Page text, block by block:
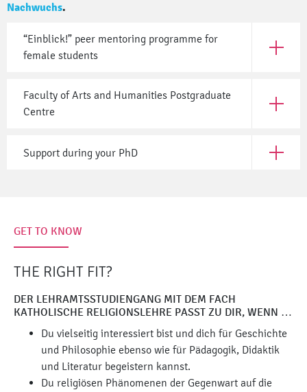
Nachwuchs.
“Einblick!” peer mentoring programme for
female students
Open
Faculty of Arts and Humanities Postgraduate
Centre
Open
Support during your PhD Open
GET TO KNOW
THE RIGHT FIT?
DER LEHRAMTSSTUDIENGANG MIT DEM FACH
KATHOLISCHE RELIGIONSLEHRE PASST ZU DIR, WENN …
Du vielseitig interessiert bist und dich für Geschichte
und Philosophie ebenso wie für Pädagogik, Didaktik
und Literatur begeistern kannst.
Du religiösen Phänomenen der Gegenwart auf die